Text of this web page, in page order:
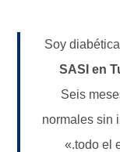
SASI en
Seis
normales
todo el